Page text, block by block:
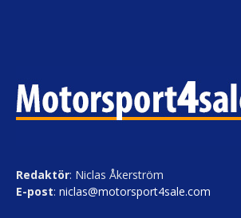
Redaktör: Niclas Åkerström
E-post: niclas@motorsport4sale.com